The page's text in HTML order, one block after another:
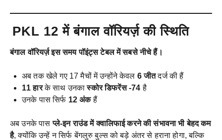
PKL 12 में बंगाल वॉरियर्ज़ की स्थिति
बंगाल वॉरियर्ज़ इस समय पॉइंट्स टेबल में सबसे नीचे हैं।
अब तक खेले गए 17 मैचों में उन्होंने केवल 6 जीतदर्ज की हैं
11 हारके साथ उनकास्कोर डिफरेंस -74 है
उनके पास सिर्फ 12 अंकहैं
अब उनके पासप्ले-इन राउंड में क्वालिफाई करने की संभावना भी बेहद कम
है, क्योंकि उन्हें न सिर्फ बेंगलुरु बुल्स को बड़े अंतर से हराना होगा, बल्कि